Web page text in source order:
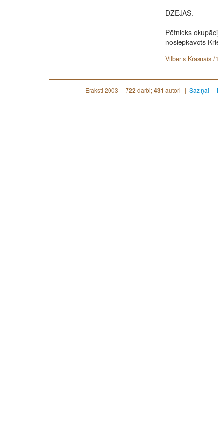
DZEJAS.
Pētnieks
noslepkavots
Vilberts Krasnais /
Eraksti 2003 | 722 darbi;431 autori | Saziņai |